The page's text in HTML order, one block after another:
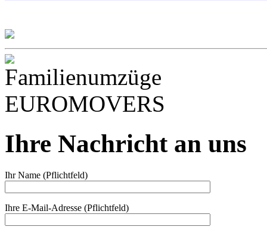
Ihre Nachricht an uns
Ihr Name (Pflichtfeld)
Ihre E-Mail-Adresse (Pflichtfeld)